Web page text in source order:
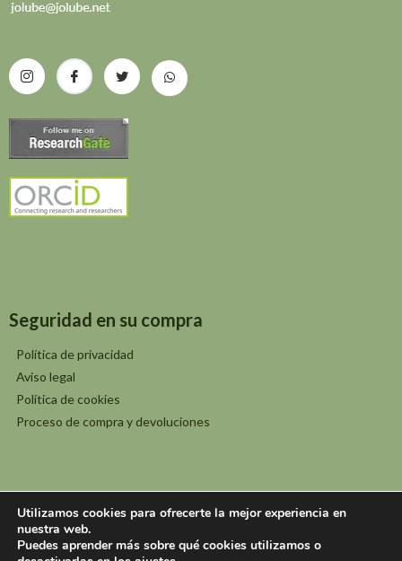
Seguridad en su compra
Política de privacidad
Aviso legal
Política de cookies
Proceso de compra y devoluciones
©2026 JOLUBE - José Luis Benito Alonso
Utilizamos cookies para ofrecerte la mejor experiencia en
nuestra web.
Puedes aprender más sobre qué cookies utilizamos o